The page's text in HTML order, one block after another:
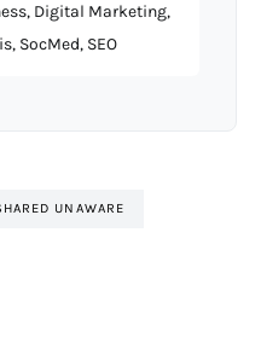
Digital Marketing,
SocMed, SEO
SHARED UNAWARE